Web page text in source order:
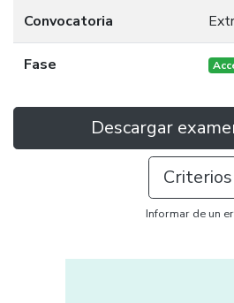
Convocatoria
Fase
Descargar
Criterios
Informar de un